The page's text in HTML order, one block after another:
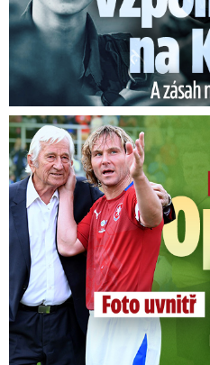
Legendární kouč Brückner: